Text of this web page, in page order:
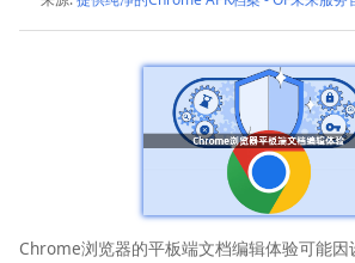
Chrome浏览器的平板端文档编辑体验可能